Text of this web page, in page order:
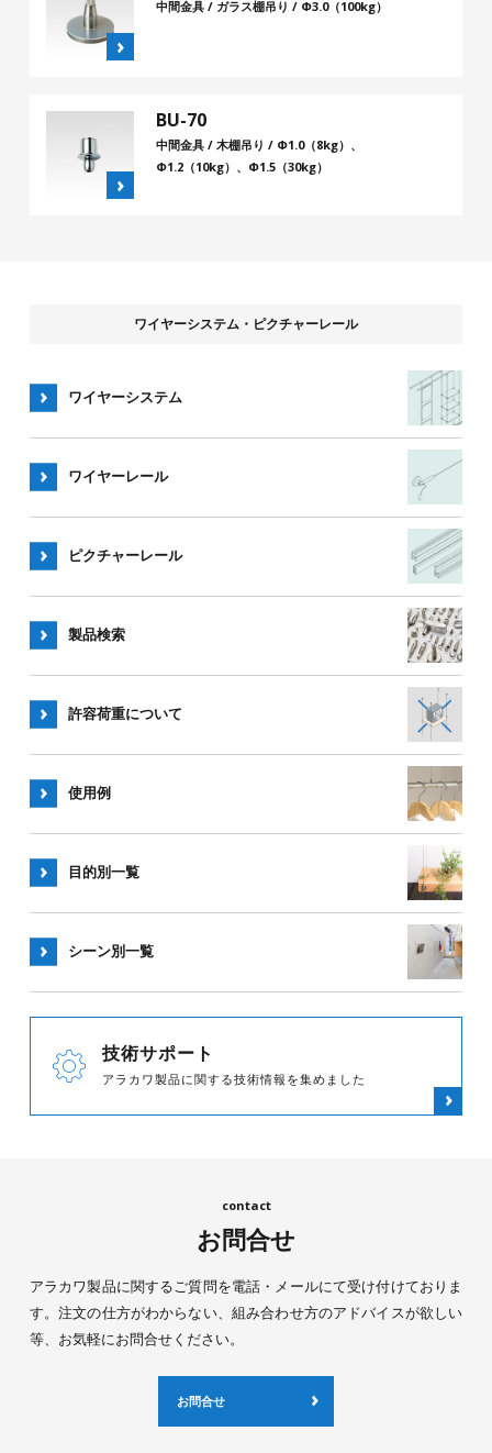
中間金具 / ガラス棚吊り / Φ3.0（100kg）
BU-70
中間金具 / 木棚吊り / Φ1.0（8kg）、
Φ1.2（10kg）、Φ1.5（30kg）
ワイヤーシステム・ピクチャーレール
ワイヤーシステム
ワイヤーレール
ピクチャーレール
製品検索
許容荷重について
使用例
目的別一覧
シーン別一覧
技術サポート
アラカワ製品に関する技術情報を集めました
お問合せ
アラカワ製品に関するご質問を電話・メールにて受け付けておりま
す。注文の仕方がわからない、組み合わせ方のアドバイスが欲しい
等、お気軽にお問合せください。
お問合せ